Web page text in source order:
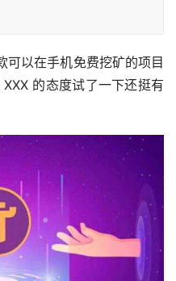
可以在手机免费挖矿的项目
的态度试了一下还挺有